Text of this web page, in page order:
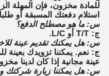
استلام دفعتك المسبقة أو
س: ما هو مصطلح الدفع؟
ج: T/T أو L/C.
س: هل يمكنك تقديم عينة
ج: نعم. يمكننا تزويدك بعينة
عينة مجانية إذا كان لدينا
س: هل يمكننا زيارة شركتك